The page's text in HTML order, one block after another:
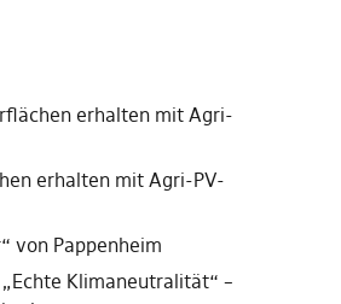
erhalten mit Agri-
erhalten mit Agri-PV-
von Pappenheim
„Echte Klimaneutralität“ –